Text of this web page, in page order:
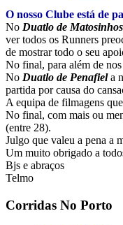
O nosso Clube está de
No Duatlo de Matosinhos
ver todos os Runners
de mostrar todo o seu
No final, para além de
No Duatlo de Penafiela
partida por causa do
A equipa de filmagens
No final, com mais ou
(entre 28).
Julgo que valeu a pena a
Um muito obrigado a
Bjs e abraços
Telmo
Corridas No Porto